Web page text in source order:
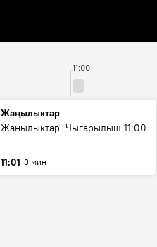
11:00
Жаңылыктар
Жаңылыктар. Чыгарылыш 11:00
11:01 3 мин